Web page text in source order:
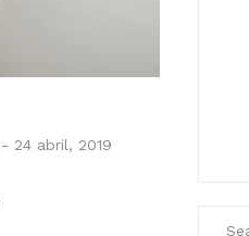
- 24 abril, 2019